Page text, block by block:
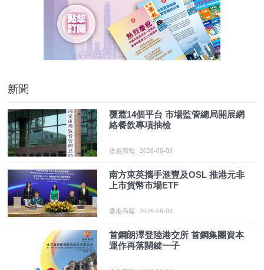
新聞
覆蓋14個平台 市場監管總局開展網
絡餐飲專項抽檢
香港商報 2026-06-03
南方東英攜手滙豐及OSL 推港元非
上市貨幣市場ETF
香港商報 2026-06-03
首鋼朗澤登陸港交所 首鋼集團資本
運作再落關鍵一子